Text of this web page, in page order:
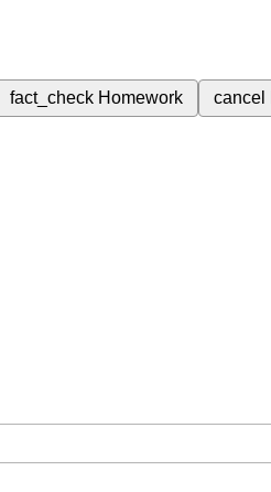
fact_check Homework cancel